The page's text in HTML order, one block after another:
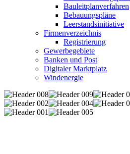
Bauleitplanverfahren
Bebauungspläne
Leerstandsinitiative
Firmenverzeichnis
Registrierung
Gewerbegebiete
Banken und Post
Digitaler Marktplatz
Windenergie